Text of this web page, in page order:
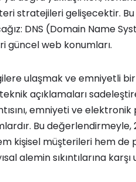
stratejileri gelişecektir.
DNS (Domain Name
güncel web konumları.
ulaşmak ve emniyetli
açıklamaları
emniyeti ve
Bu değerlendirmeyle,
kişisel müşterileri hem
alemin sıkıntılarına